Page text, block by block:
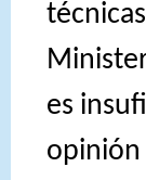
es
opinión